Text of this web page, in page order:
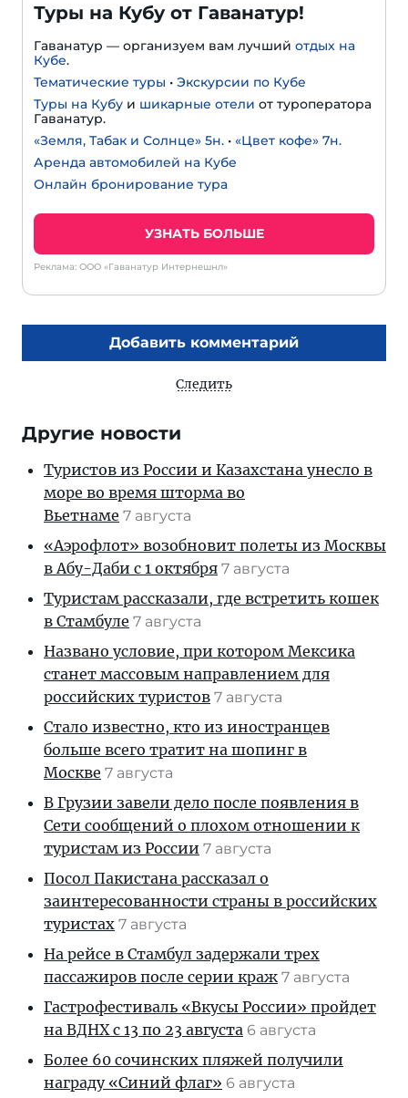
Туры на Кубу от Гаванатур!
Гаванатур — организуем вам лучший отдых на
Кубе.
Тематические туры • Экскурсии по Кубе
Туры на Кубу и шикарные отели от туроператора
Гаванатур.
«Земля, Табак и Солнце» 5н. • «Цвет кофе» 7н.
Аренда автомобилей на Кубе
Онлайн бронирование тура
УЗНАТЬ БОЛЬШЕ
Реклама: ООО «Гаванатур Интернешнл»
Добавить комментарий
Следить
Другие новости
Туристов из России и Казахстана унесло в
море во время шторма во
Вьетнаме 7 августа
«Аэрофлот» возобновит полеты из Москвы
в Абу-Даби с 1 октября 7 августа
Туристам рассказали, где встретить кошек
в Стамбуле 7 августа
Названо условие, при котором Мексика
станет массовым направлением для
российских туристов 7 августа
Стало известно, кто из иностранцев
больше всего тратит на шопинг в
Москве 7 августа
В Грузии завели дело после появления в
Сети сообщений о плохом отношении к
туристам из России 7 августа
Посол Пакистана рассказал о
заинтересованности страны в российских
туристах 7 августа
На рейсе в Стамбул задержали трех
пассажиров после серии краж 7 августа
Гастрофестиваль «Вкусы России» пройдет
на ВДНХ с 13 по 23 августа 6 августа
Более 60 сочинских пляжей получили
награду «Синий флаг» 6 августа